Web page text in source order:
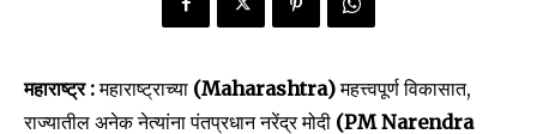
महाराष्ट्र :महाराष्ट्राच्या (Maharashtra)महत्त्वपूर्ण विकासात,
राज्यातील अनेक नेत्यांना पंतप्रधान नरेंद्र मोदी (PM Narendra